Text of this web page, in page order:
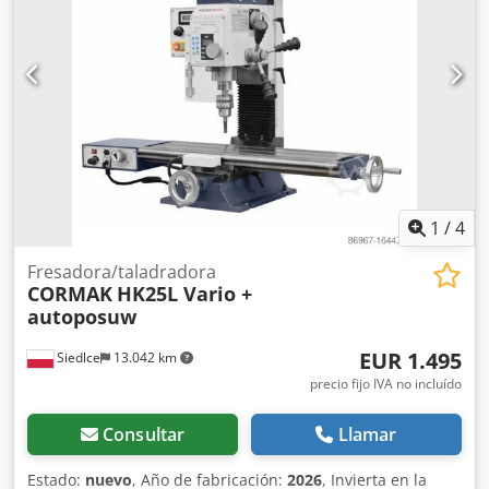
Mitutoyo Ejes Y y Z: escala defectuosa Voltaje: 380 V Ancho:
1500 mm Profundidad: 1700 mm Altura en posición baja:
1800 mm Peso: aprox. 1,5 T
1 /4
Siedlce 13.042 km
Fresadora/taladradora
CORMAK HK25L Vario +
autoposuw
EUR 1.495
precio fijo IVA no incluído
Consultar Llamar
Estado: nuevo, Año de fabricación: 2026, Invierta en la